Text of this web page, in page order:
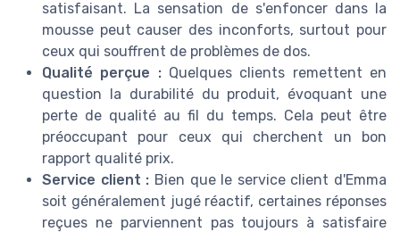
satisfaisant. La sensation de s'enfoncer dans la
mousse peut causer des inconforts, surtout pour
ceux qui souffrent de problèmes de dos.
Qualité perçue :Quelques clients remettent en
question la durabilité du produit, évoquant une
perte de qualité au fil du temps. Cela peut être
préoccupant pour ceux qui cherchent un bon
rapport qualité prix.
Service client : Bien que le service client d'Emma
soit généralement jugé réactif, certaines réponses
reçues ne parviennent pas toujours à satisfaire